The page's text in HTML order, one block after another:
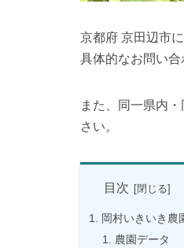
京都府 京田辺市
具体的なお問い合
また、同一県内
さい。
目次
岡村いきいき農
農園データ